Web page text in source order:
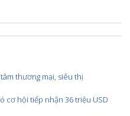
thương mại, siêu thị
cơ hội tiếp nhận 36 triệu USD